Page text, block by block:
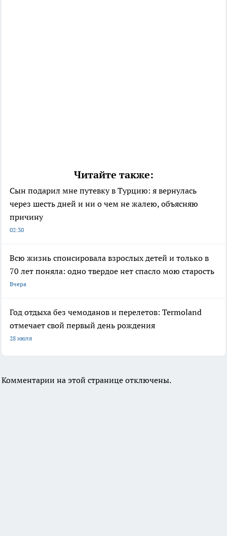
Читайте также:
Сын подарил мне путевку в Турцию: я вернулась
через шесть дней и ни о чем не жалею, объясняю
причину
02:30
Всю жизнь спонсировала взрослых детей и только в
70 лет поняла: одно твердое нет спасло мою старость
Вчера
Год отдыха без чемоданов и перелетов: Termoland
отмечает свой первый день рождения
28 июля
Комментарии на этой странице отключены.